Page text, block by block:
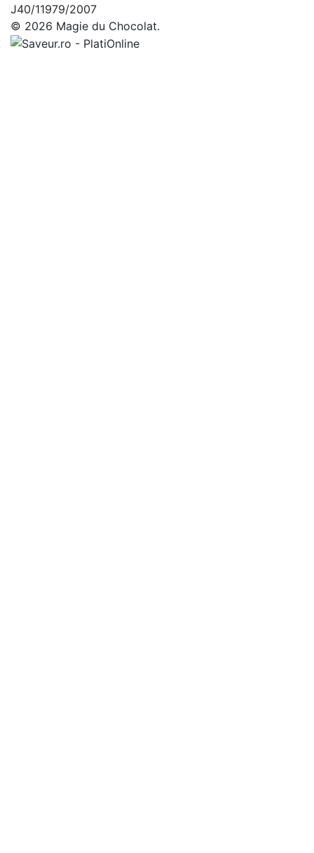
J40/11979/2007
© 2026 Magie du Chocolat.